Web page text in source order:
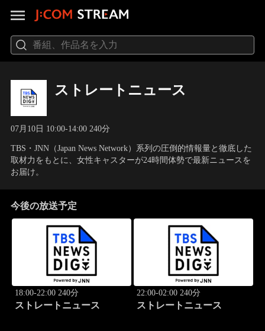
ストレートニュース
07月10日 10:00-14:00 240分
TBS・JNN（Japan News Network）系列の圧倒的情報量と徹底した
取材力をもとに、女性キャスターが24時間体勢で最新ニュースを
お届け。
今後の放送予定
18:00-22:00 240分
ストレートニュース
22:00-02:00 240分
ストレートニュース